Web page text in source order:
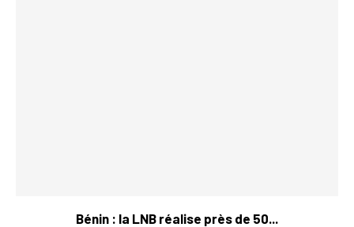
Bénin : la LNB réalise près de 50...